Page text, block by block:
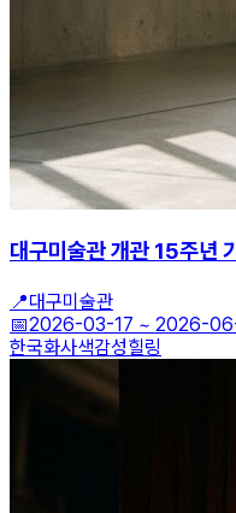
대구미술관 개관 15주년
📍대구미술관
📅2026-03-17 ~ 2026-
한국화사색감성힐링